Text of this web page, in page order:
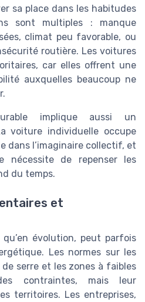
sa place dans les habitudes
sont multiples : manque
climat peu favorable, ou
routière. Les voitures
car elles offrent une
auxquelles beaucoup ne
implique aussi un
voiture individuelle occupe
dans l’imaginaire collectif, et
nécessite de repenser les
du temps.
et
évolution, peut parfois
Les normes sur les
serre et les zones à faibles
contraintes, mais leur
territoires. Les entreprises,